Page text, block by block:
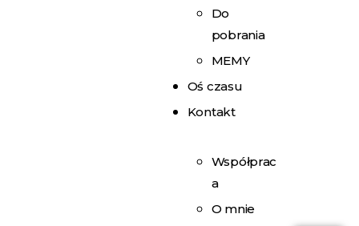
Do
pobrania
MEMY
Oś czasu
Kontakt
Współprac
a
O mnie